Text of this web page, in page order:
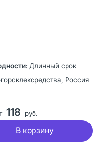
Длинный срок
Россия
118 руб.
В корзину